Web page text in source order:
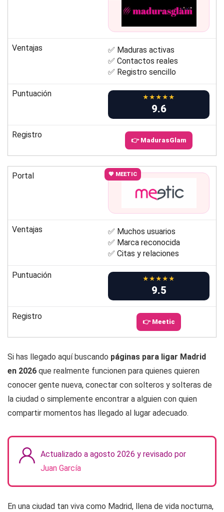
Ventajas
✅ Maduras activas
✅ Contactos reales
✅ Registro sencillo
Puntuación ★★★★★
9.6
Registro
👉 MadurasGlam
Portal 💖 MEETIC
Ventajas
✅ Muchos usuarios
✅ Marca reconocida
✅ Citas y relaciones
Puntuación ★★★★★
9.5
Registro
👉 Meetic
Si has llegado aquí buscando páginas para ligar Madrid
en 2026 que realmente funcionen para quienes quieren
conocer gente nueva, conectar con solteros y solteras de
la ciudad o simplemente encontrar a alguien con quien
compartir momentos has llegado al lugar adecuado.
Actualizado a agosto 2026 y revisado por
Juan García
En una ciudad tan viva como Madrid, llena de vida nocturna,